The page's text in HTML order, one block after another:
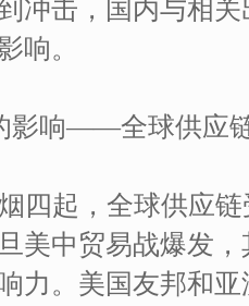
冲击，国内与相
响。
影响——全球供应
四起，全球供应
美中贸易战爆发
力。美国友邦和